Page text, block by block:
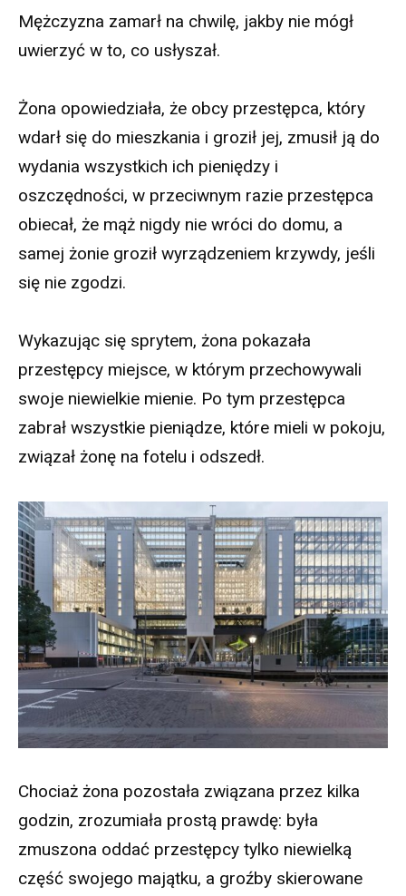
Mężczyzna zamarł na chwilę, jakby nie mógł
uwierzyć w to, co usłyszał.
Żona opowiedziała, że obcy przestępca, który
wdarł się do mieszkania i groził jej, zmusił ją do
wydania wszystkich ich pieniędzy i
oszczędności, w przeciwnym razie przestępca
obiecał, że mąż nigdy nie wróci do domu, a
samej żonie groził wyrządzeniem krzywdy, jeśli
się nie zgodzi.
Wykazując się sprytem, żona pokazała
przestępcy miejsce, w którym przechowywali
swoje niewielkie mienie. Po tym przestępca
zabrał wszystkie pieniądze, które mieli w pokoju,
związał żonę na fotelu i odszedł.
Chociaż żona pozostała związana przez kilka
godzin, zrozumiała prostą prawdę: była
zmuszona oddać przestępcy tylko niewielką
część swojego majątku, a groźby skierowane